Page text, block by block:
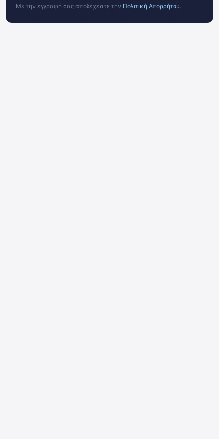
Με την εγγραφή σας αποδέχεστε την Πολιτική Απορρήτου.